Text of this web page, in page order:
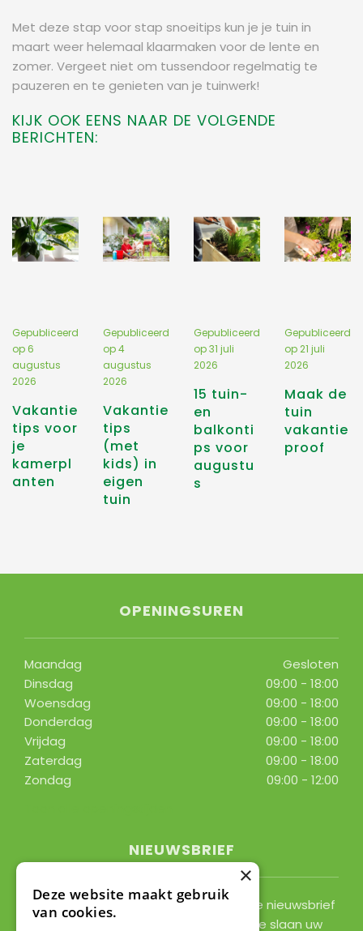
Met deze stap voor stap snoeitips kun je je tuin in
maart weer helemaal klaarmaken voor de lente en
zomer. Vergeet niet om tussendoor regelmatig te
pauzeren en te genieten van je tuinwerk!
KIJK OOK EENS NAAR DE VOLGENDE
BERICHTEN:
Vakantie
tips voor
je
kamerpl
anten
Gepubliceerd
op6
augustus
2026
Vakantie
tips
(met
kids) in
eigen
tuin
Gepubliceerd
op4
augustus
2026
15 tuin-
en
balkonti
ps voor
augustu
s
Gepubliceerd
op31 juli
2026
Maak de
tuin
vakantie
proof
Gepubliceerd
op21 juli
2026
OPENINGSUREN
Maandag
Gesloten
Dinsdag
09:00 - 18:00
Woensdag
09:00 - 18:00
Donderdag
09:00 - 18:00
Vrijdag
09:00 - 18:00
Zaterdag
09:00 - 18:00
Zondag
09:00 - 12:00
NIEUWSBRIEF
Ontvang ongeveer 1x per 2 weken onze nieuwsbrief
met acties, nieuws & activiteiten! We slaan uw
×
Deze website maakt gebruik
van cookies.